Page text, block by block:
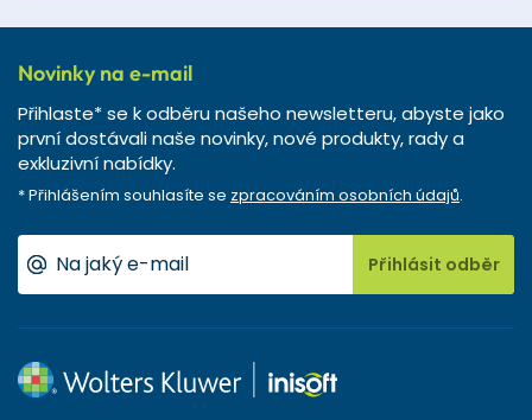
Novinky na e-mail
Přihlaste* se k odběru našeho newsletteru, abyste jako
první dostávali naše novinky, nové produkty, rady a
exkluzivní nabídky.
* Přihlášením souhlasíte se zpracováním osobních údajů.
Přihlásit odběr